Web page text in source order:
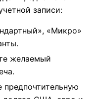
записи:
«Микро»
желаемый
предпочтительную